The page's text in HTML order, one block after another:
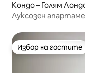
Кондо – Голям
Луксозен
Избор на гостите
Избор на гостите